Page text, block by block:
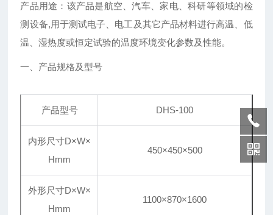
产品用途：该产品是航空、汽车、家电、科研等领域的检
测设备,用于测试电子、电工及其它产品材料进行高温、低
温、湿热度或恒定试验的温度环境变化参数及性能。
一、产品规格及型号
产品型号 DHS-100
内形尺寸D×W×
Hmm
450×450×500
外形尺寸D×W×
Hmm
1100×870×1600